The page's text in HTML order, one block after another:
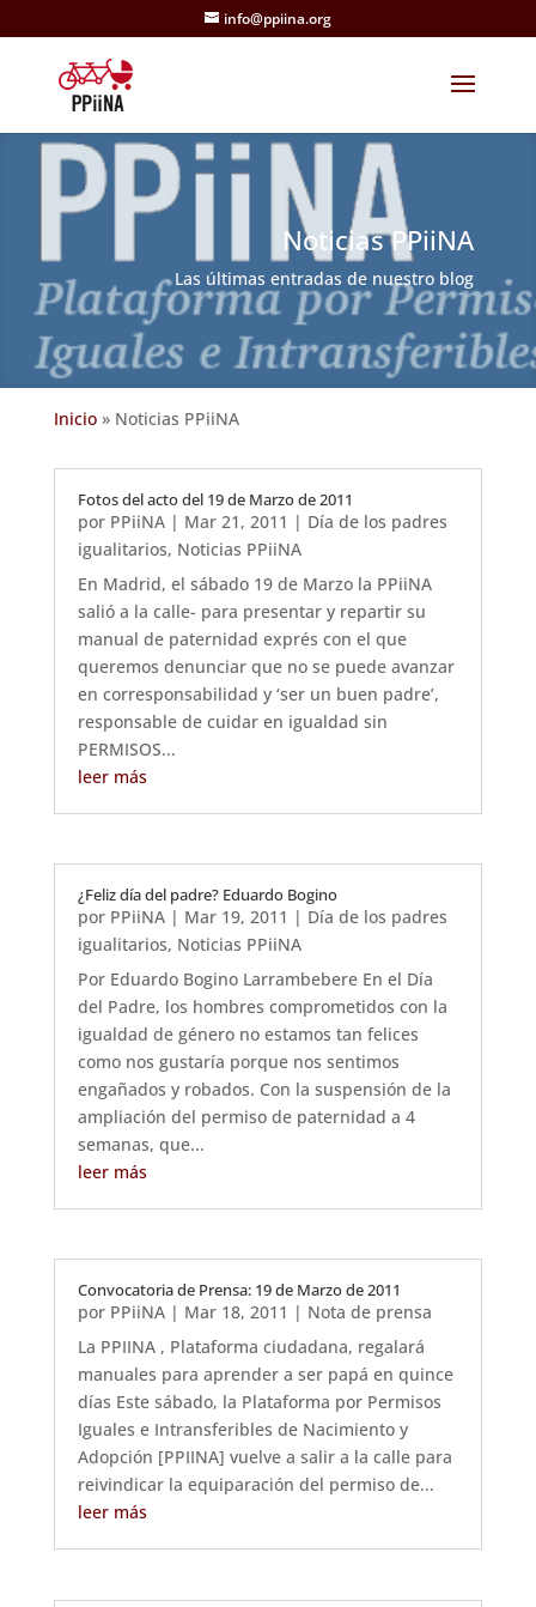
info@ppiina.org
Noticias PPiiNA
Las últimas entradas de nuestro blog
Inicio» Noticias PPiiNA
Fotos del acto del 19 de Marzo de 2011
por PPiiNA| Mar 21, 2011 | Día de los padres
igualitarios, Noticias PPiiNA
En Madrid, el sábado 19 de Marzo la PPiiNA
salió a la calle- para presentar y repartir su
manual de paternidad exprés con el que
queremos denunciar que no se puede avanzar
en corresponsabilidad y ‘ser un buen padre’,
responsable de cuidar en igualdad sin
PERMISOS...
leer más
¿Feliz día del padre? Eduardo Bogino
por PPiiNA| Mar 19, 2011 | Día de los padres
igualitarios, Noticias PPiiNA
Por Eduardo Bogino Larrambebere En el Día
del Padre, los hombres comprometidos con la
igualdad de género no estamos tan felices
como nos gustaría porque nos sentimos
engañados y robados. Con la suspensión de la
ampliación del permiso de paternidad a 4
semanas, que...
leer más
Convocatoria de Prensa: 19 de Marzo de 2011
por PPiiNA| Mar 18, 2011 | Nota de prensa
La PPIINA , Plataforma ciudadana, regalará
manuales para aprender a ser papá en quince
días Este sábado, la Plataforma por Permisos
Iguales e Intransferibles de Nacimiento y
Adopción [PPIINA] vuelve a salir a la calle para
reivindicar la equiparación del permiso de...
leer más